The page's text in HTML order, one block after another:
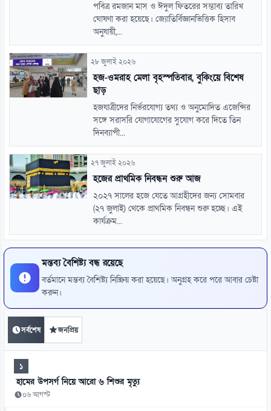
পবিত্র রমজান মাস ও ঈদুল ফিতরের সম্ভাব্য তারিখ
ঘোষণা করা হয়েছে। জ্যোতির্বিজ্ঞানভিত্তিক হিসাব
অনুযায়ী,...
২৮ জুলাই ২০২৬
হজ-ওমরাহ মেলা বৃহস্পতিবার, বুকিংয়ে বিশেষ
ছাড়
হজযাত্রীদের নির্ভরযোগ্য তথ্য ও অনুমোদিত এজেন্সির
সঙ্গে সরাসরি যোগাযোগের সুযোগ করে দিতে তিন
দিনব্যাপী...
২৭ জুলাই ২০২৬
হজের প্রাথমিক নিবন্ধন শুরু আজ
২০২৭ সালের হজে যেতে আগ্রহীদের জন্য সোমবার
(২৭ জুলাই) থেকে প্রাথমিক নিবন্ধন শুরু হচ্ছে। এই
কার্যক্রম...
মন্তব্য বৈশিষ্ট্য বন্ধ রয়েছে
বর্তমানে মন্তব্য বৈশিষ্ট্য নিষ্ক্রিয় করা হয়েছে। অনুগ্রহ করে পরে আবার চেষ্টা
করুন।
সর্বশেষ জনপ্রিয়
১
হামের উপসর্গ নিয়ে আরো ৬ শিশুর মৃত্যু
০৬ আগস্ট